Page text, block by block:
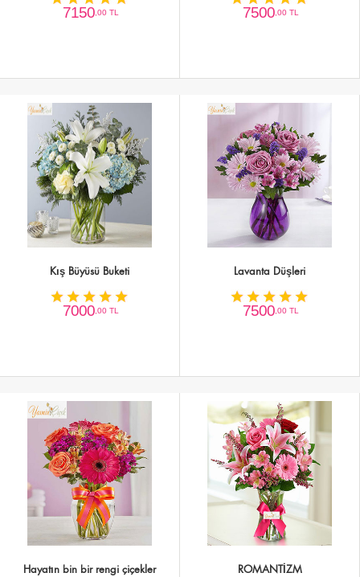
7150,00 TL 7500,00 TL
Kış Büyüsü Buketi
7000,00 TL
Lavanta Düşleri
7500,00 TL
Hayatın bin bir rengi çiçekler ROMANTİZM